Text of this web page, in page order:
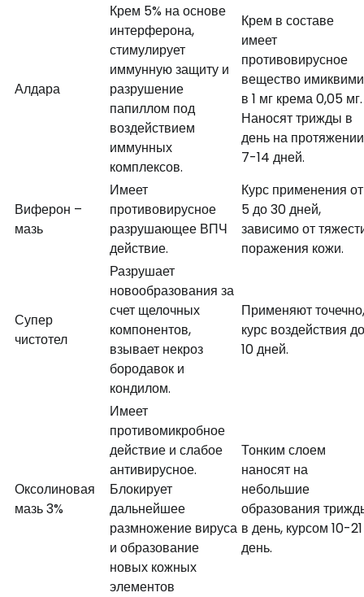
Алдара
Крем 5% на основе
интерферона,
стимулирует
иммунную защиту и
разрушение
папиллом под
воздействием
иммунных
комплексов.
Крем в составе
имеет
противовирусное
вещество
в 1 мг крема 0,05 мг.
Наносят трижды в
день на протяжении
7-14 дней.
Виферон –
мазь
Имеет
противовирусное
разрушающее ВПЧ
действие.
Курс применения от
5 до 30 дней,
зависимо от
поражения кожи.
Супер
чистотел
Разрушает
новообразования за
счет щелочных
компонентов,
взывает некроз
бородавок и
кондилом.
Применяют точечно,
курс воздействия до
10 дней.
Оксолиновая
мазь 3%
Имеет
противомикробное
действие и слабое
антивирусное.
Блокирует
дальнейшее
размножение вируса
и образование
новых кожных
элементов
Тонким слоем
наносят на
небольшие
образования
в день, курсом 10-21
день.